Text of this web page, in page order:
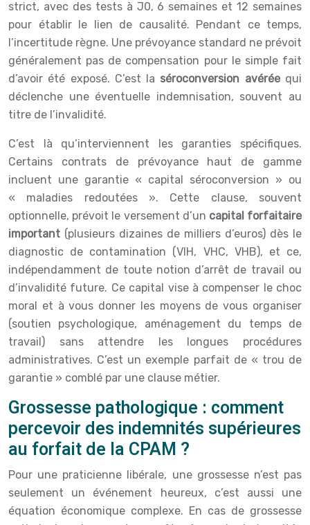
strict, avec des tests à J0, 6 semaines et 12 semaines
pour établir le lien de causalité. Pendant ce temps,
l’incertitude règne. Une prévoyance standard ne prévoit
généralement pas de compensation pour le simple fait
d’avoir été exposé. C’est la séroconversion avéréequi
déclenche une éventuelle indemnisation, souvent au
titre de l’invalidité.
C’est là qu’interviennent les garanties spécifiques.
Certains contrats de prévoyance haut de gamme
incluent une garantie « capital séroconversion » ou
« maladies redoutées ». Cette clause, souvent
optionnelle, prévoit le versement d’un capital forfaitaire
important (plusieurs dizaines de milliers d’euros) dès le
diagnostic de contamination (VIH, VHC, VHB), et ce,
indépendamment de toute notion d’arrêt de travail ou
d’invalidité future. Ce capital vise à compenser le choc
moral et à vous donner les moyens de vous organiser
(soutien psychologique, aménagement du temps de
travail) sans attendre les longues procédures
administratives. C’est un exemple parfait de « trou de
garantie » comblé par une clause métier.
Grossesse pathologique : comment
percevoir des indemnités supérieures
au forfait de la CPAM ?
Pour une praticienne libérale, une grossesse n’est pas
seulement un événement heureux, c’est aussi une
équation économique complexe. En cas de grossesse